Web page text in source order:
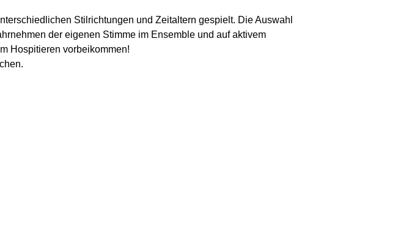
Stilrichtungen und Zeitaltern gespielt. Die Auswahl
der eigenen Stimme im Ensemble und auf aktivem
Hospitieren vorbeikommen!